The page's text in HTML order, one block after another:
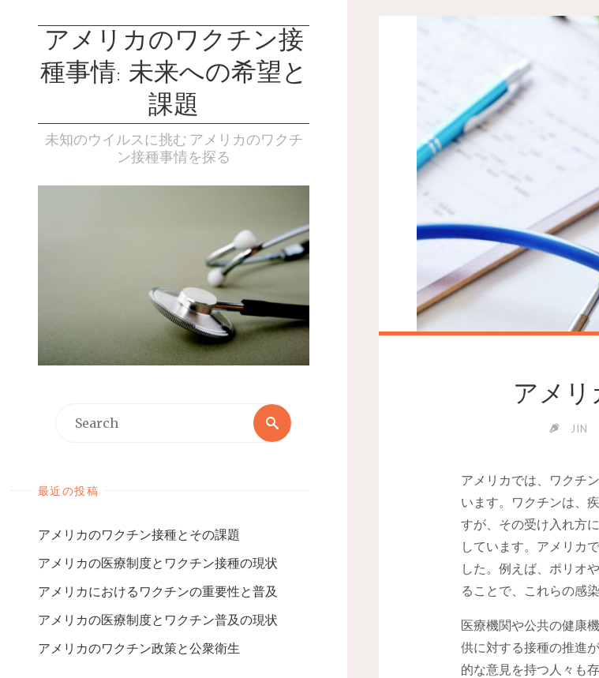
アメリカのワクチン接
種事情: 未来への希望と
課題
未知のウイルスに挑む アメリカのワクチ
ン接種事情を探る
最近の投稿
アメリカのワクチン接種とその課題
アメリカの医療制度とワクチン接種の現状
アメリカにおけるワクチンの重要性と普及
アメリカの医療制度とワクチン普及の現状
アメリカのワクチン政策と公衆衛生
アメ
JIN
アメリカでは、ワクチ
います。
ワクチンは、
すが、その受け入れ方
しています。アメリカ
した。例えば、ポリオ
ることで、これらの感
医療機関や公共の健康
供に対する接種の推進
的な意見を持つ人々も